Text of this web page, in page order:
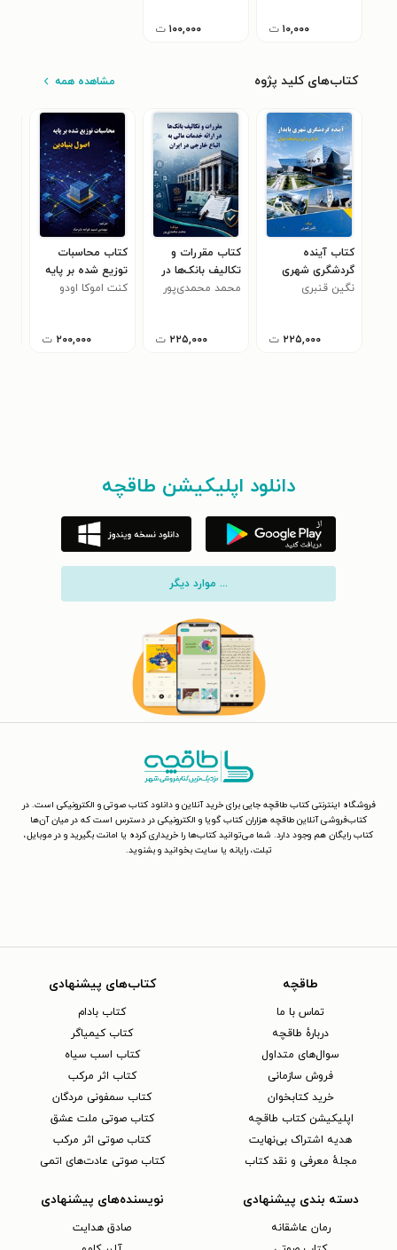
۱۰,۰۰۰ ت ۱۰۰,۰۰۰ ت
کتاب‌های کلید پژوه مشاهده همه
کتاب آینده
گردشگری شهری
پایدار
نگین قنبری
۲۲۵,۰۰۰ ت
کتاب مقررات و
تکالیف بانک‌ها در
ارائه خدمات مالی
محمد محمدی‌پور
۲۲۵,۰۰۰ ت
کتاب محاسبات
توزیع‌ شده بر پایه
اصول بنیادین
کنت اموکا اودو
۲۰۰,۰۰۰ ت
دانلود اپلیکیشن طاقچه
... موارد دیگر
فروشگاه اینترنتی کتاب طاقچه جایی برای خرید آنلاین و دانلود کتاب صوتی و الکترونیکی است. در
کتاب‌فروشی آنلاین طاقچه هزاران کتاب گویا و الکترونیکی در دسترس است که در میان آن‌ها
کتاب رایگان هم وجود دارد. شما می‌توانید کتاب‌ها را خریداری کرده یا امانت بگیرید و در موبایل،
تبلت، رایانه یا سایت بخوانید و بشنوید.
طاقچه
تماس با ما
دربارهٔ طاقچه
سوال‌های متداول
فروش سازمانی
خرید کتابخوان
اپلیکیشن کتاب طاقچه
هدیه اشتراک بی‌نهایت
مجلهٔ معرفی و نقد کتاب
کتاب‌های پیشنهادی
کتاب بادام
کتاب کیمیاگر
کتاب اسب سیاه
کتاب اثر مرکب
کتاب سمفونی مردگان
کتاب صوتی ملت عشق
کتاب صوتی اثر مرکب
کتاب صوتی عادت‌های اتمی
دسته بندی پیشنهادی
رمان عاشقانه
نویسنده‌های پیشنهادی
صادق هدایت